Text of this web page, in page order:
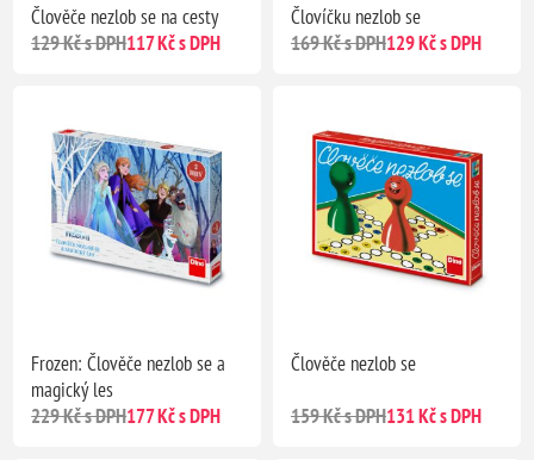
Člověče nezlob se na cesty
129 Kč s DPH117 Kč s DPH
Človíčku nezlob se
169 Kč s DPH129 Kč s DPH
Frozen: Člověče nezlob se a
magický les
229 Kč s DPH177 Kč s DPH
Člověče nezlob se
159 Kč s DPH131 Kč s DPH